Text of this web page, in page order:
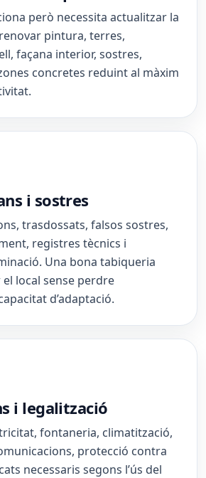
però necessita actualitzar la
pintura, terres,
façana interior, sostres,
concretes reduint al màxim
i sostres
trasdossats, falsos sostres,
registres tècnics i
Una bona tabiqueria
local sense perdre
d’adaptació.
i legalització
fontaneria, climatització,
protecció contra
necessaris segons l’ús del